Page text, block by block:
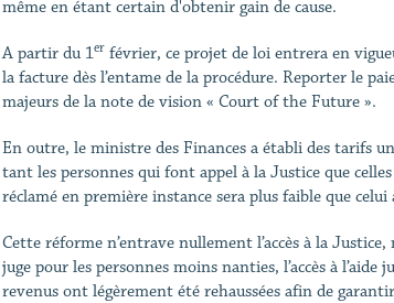
même en étant certain d'obtenir gain de cause.
A partir du 1erfévrier, ce projet de loi entrera en
la facture dès l’entame de la procédure. Reporter le
majeurs de la note de vision « Court of the Future ».
En outre, le ministre des Finances a établi des tarifs
tant les personnes qui font appel à la Justice que
réclamé en première instance sera plus faible que celui
Cette réforme n’entrave nullement l’accès à la Justice,
juge pour les personnes moins nanties, l’accès à
revenus ont légèrement été rehaussées afin de